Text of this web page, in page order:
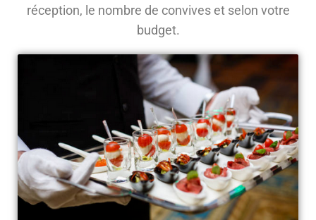
réception, le nombre de convives et selon votre
budget.